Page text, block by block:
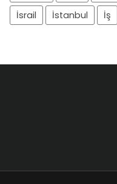
İsrail
İstanbul İş